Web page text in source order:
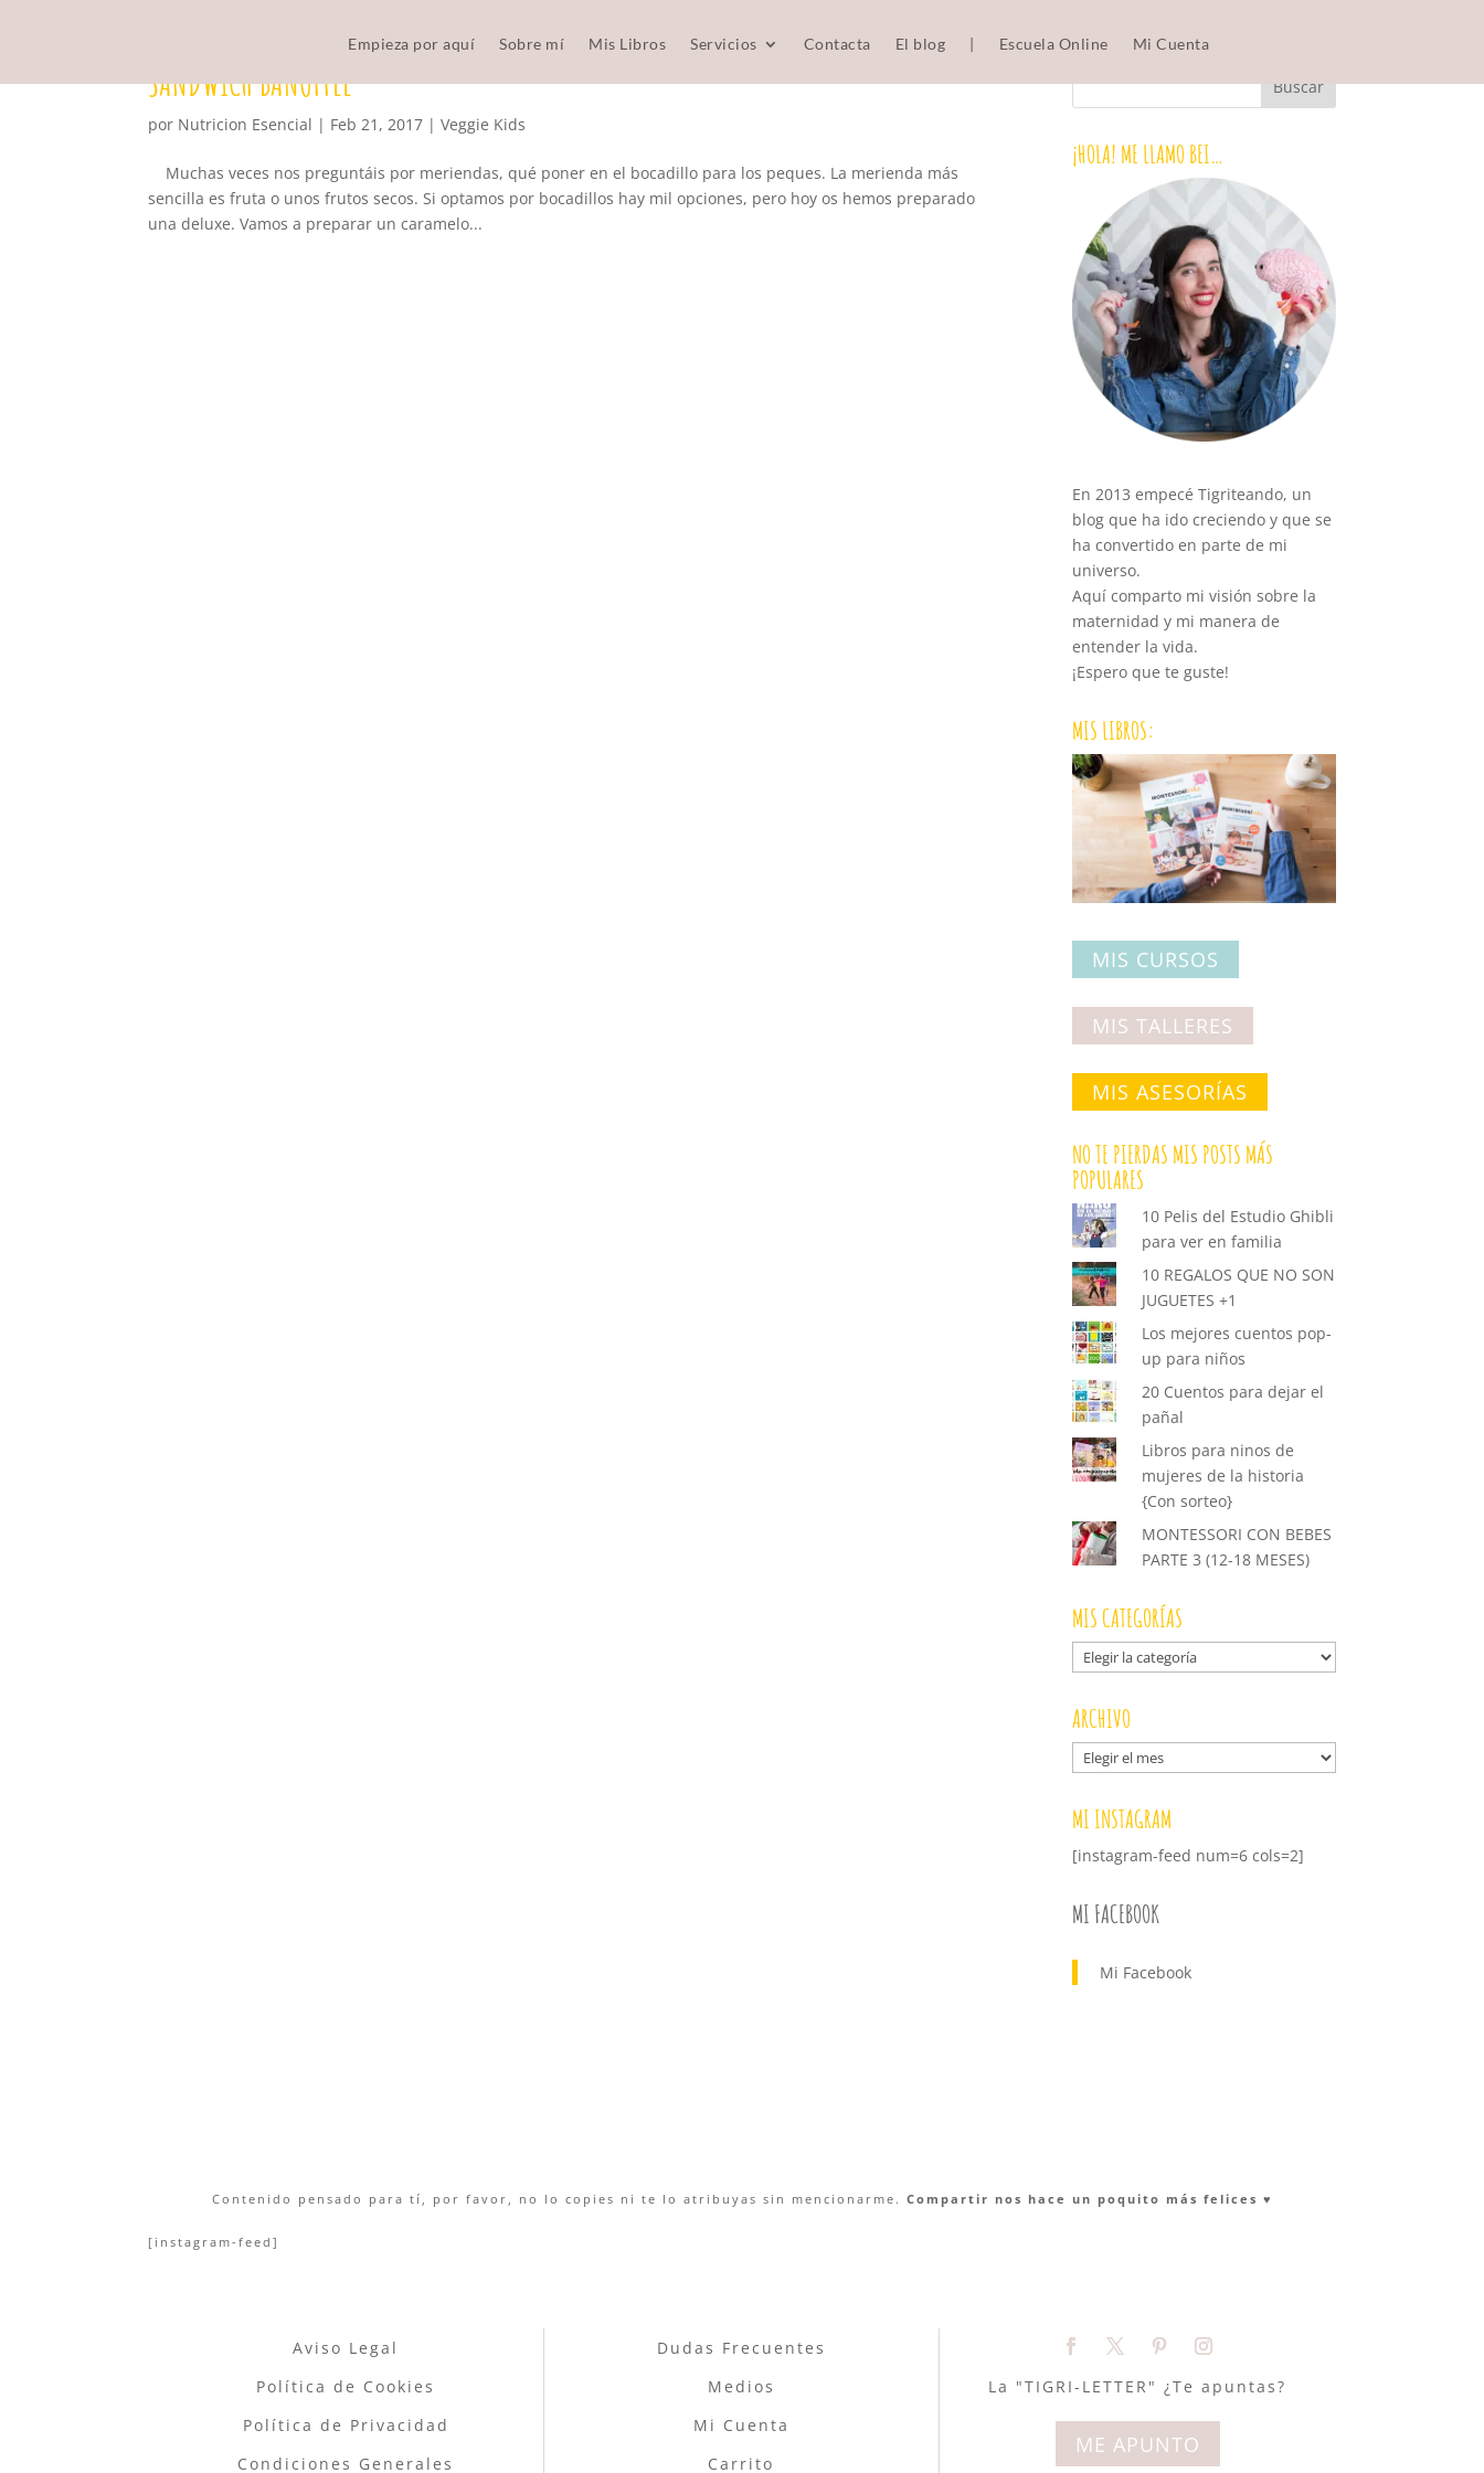
Empieza por aquí Sobre mí Mis Libros Servicios Contacta El blog | Escuela Online Mi Cuenta
SANDWICH BANOFFEE
por Nutricion Esencial | Feb 21, 2017 |Veggie Kids
Muchas veces nos preguntáis por meriendas, qué poner en el bocadillo para los peques. La merienda más
sencilla es fruta o unos frutos secos. Si optamos por bocadillos hay mil opciones, pero hoy os hemos preparado
una deluxe. Vamos a preparar un caramelo...
¡HOLA! ME LLAMO BEI…
En 2013 empecé Tigriteando, un
blog que ha ido creciendo y que se
ha convertido en parte de mi
universo.
Aquí comparto mi visión sobre la
maternidad y mi manera de
entender la vida.
¡Espero que te guste!
MIS LIBROS:
MIS CURSOS
MIS TALLERES
MIS ASESORÍAS
NO TE PIERDAS MIS POSTS MÁS
POPULARES
10 Pelis del Estudio Ghibli
para ver en familia
10 REGALOS QUE NO SON
JUGUETES +1
Los mejores cuentos pop-
up para niños
20 Cuentos para dejar el
pañal
Libros para ninos de
mujeres de la historia
{Con sorteo}
MONTESSORI CON BEBES
PARTE 3 (12-18 MESES)
MIS CATEGORÍAS
Mis
categorías
ARCHIVO
Archivo
MI INSTAGRAM
[instagram-feed num=6 cols=2]
MI FACEBOOK
Mi Facebook
Contenido pensado para tí, por favor, no lo copies ni te lo atribuyas sin mencionarme. Compartir nos hace un poquito más felices ♥︎
[instagram-feed]
Aviso Legal
Política de Cookies
Política de Privacidad
Condiciones Generales
Dudas Frecuentes
Medios
Mi Cuenta
Carrito
La "TIGRI-LETTER" ¿Te apuntas?
ME APUNTO